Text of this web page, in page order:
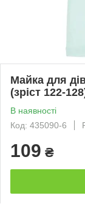
Майка для
(зріст 122-
В наявності
Код: 435090-6
109 ₴